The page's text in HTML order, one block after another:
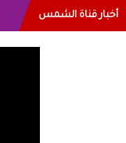
أخبار قناة الشمس